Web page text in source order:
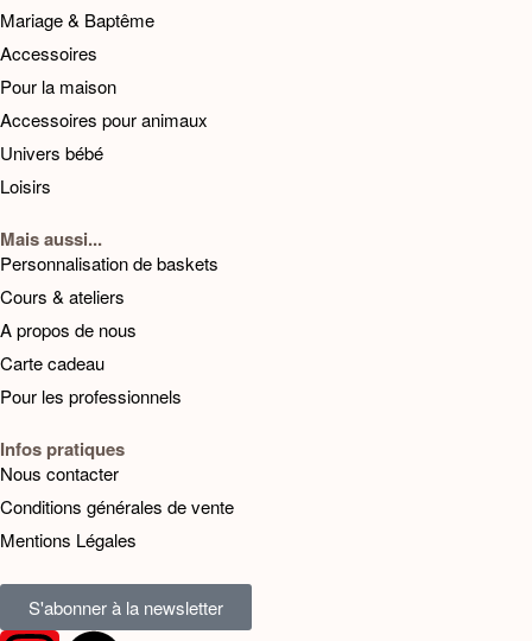
Mariage & Baptême
Accessoires
Pour la maison
Accessoires pour animaux
Univers bébé
Loisirs
Mais aussi...
Personnalisation de baskets
Cours & ateliers
A propos de nous
Carte cadeau
Pour les professionnels
Infos pratiques
Nous contacter
Conditions générales de vente
Mentions Légales
S'abonner à la newsletter